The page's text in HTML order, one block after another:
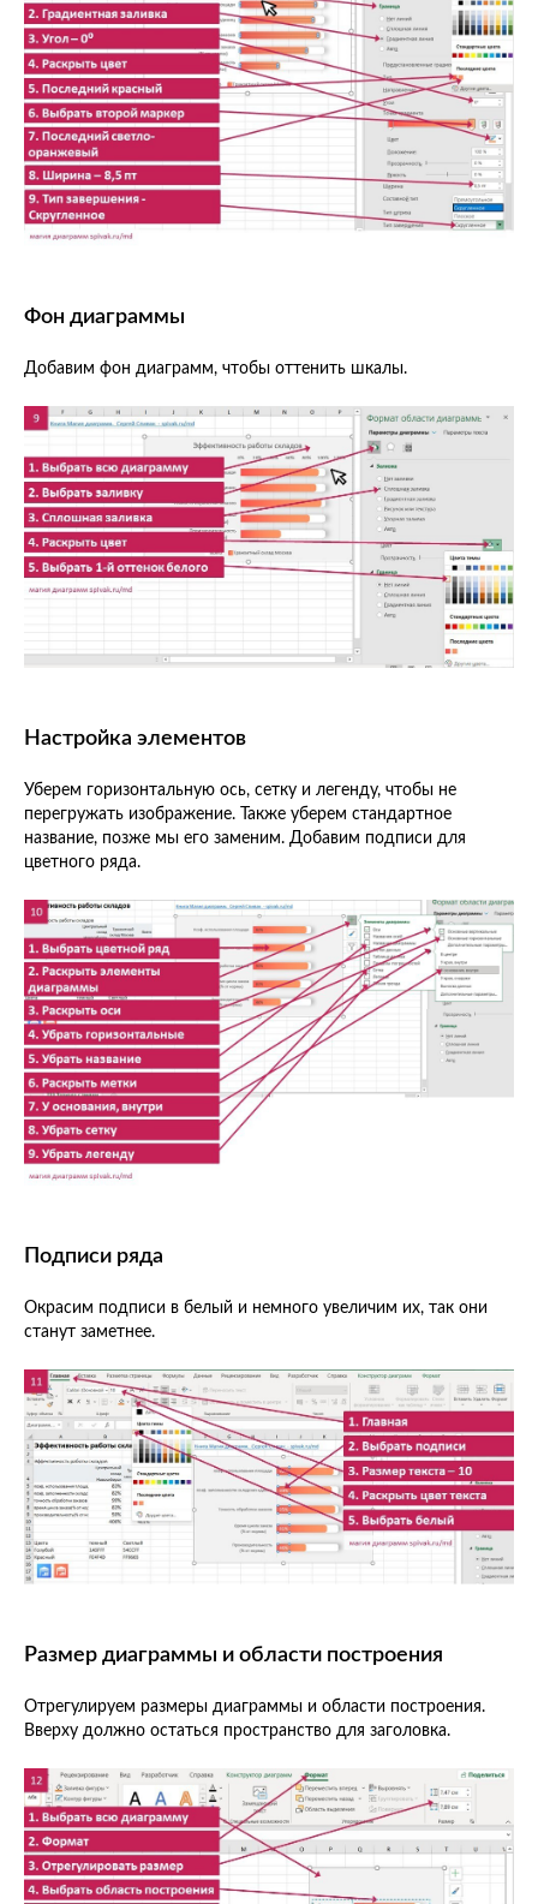
Фон диаграммы
Добавим фон диаграмм, чтобы оттенить шкалы.
Настройка элементов
Уберем горизонтальную ось, сетку и легенду, чтобы не
перегружать изображение. Также уберем стандартное
название, позже мы его заменим. Добавим подписи для
цветного ряда.
Подписи ряда
Окрасим подписи в белый и немного увеличим их, так они
станут заметнее.
Размер диаграммы и области построения
Отрегулируем размеры диаграммы и области построения.
Вверху должно остаться пространство для заголовка.